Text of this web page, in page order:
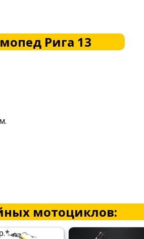
Рига 13
мотоциклов: